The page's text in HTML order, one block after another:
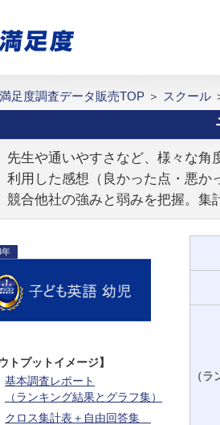
足度調査データ販売TOP ＞ スクール
先生や通いやすさなど、様々な角
利用した感想（良かった点・悪か
競合他社の強みと弱みを把握。集
年
トプットイメージ】
基本調査レポート
（ランキング結果とグラフ集）
クロス集計表＋自由回答集
（